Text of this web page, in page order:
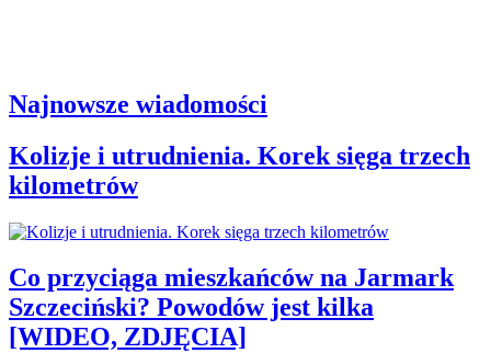
Najnowsze wiadomości
Kolizje i utrudnienia. Korek sięga trzech
kilometrów
Co przyciąga mieszkańców na Jarmark
Szczeciński? Powodów jest kilka
[WIDEO, ZDJĘCIA]